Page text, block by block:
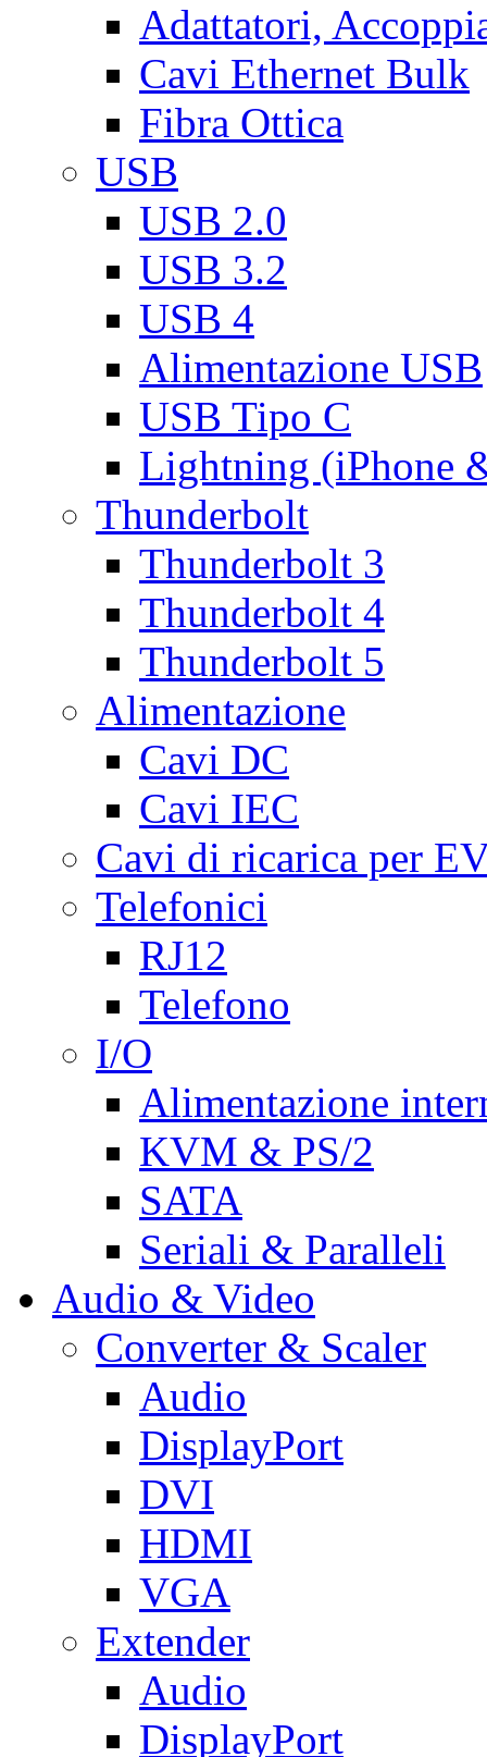
Adattatori,
Cavi Ethernet Bulk
Fibra Ottica
USB
USB 2.0
USB 3.2
USB 4
Alimentazione USB
USB Tipo C
Lightning (iPhone
Thunderbolt
Thunderbolt 3
Thunderbolt 4
Thunderbolt 5
Alimentazione
Cavi DC
Cavi IEC
Cavi di ricarica per
Telefonici
RJ12
Telefono
I/O
Alimentazione
KVM & PS/2
SATA
Seriali & Paralleli
Audio & Video
Converter & Scaler
Audio
DisplayPort
DVI
HDMI
VGA
Extender
Audio
DisplayPort